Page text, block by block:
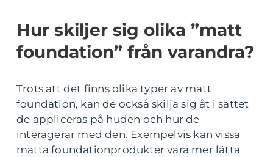
Hur skiljer sig olika ”matt
foundation” från varandra?
Trots att det finns olika typer av matt
foundation, kan de också skilja sig åt i sättet
de appliceras på huden och hur de
interagerar med den. Exempelvis kan vissa
matta foundationprodukter vara mer lätta